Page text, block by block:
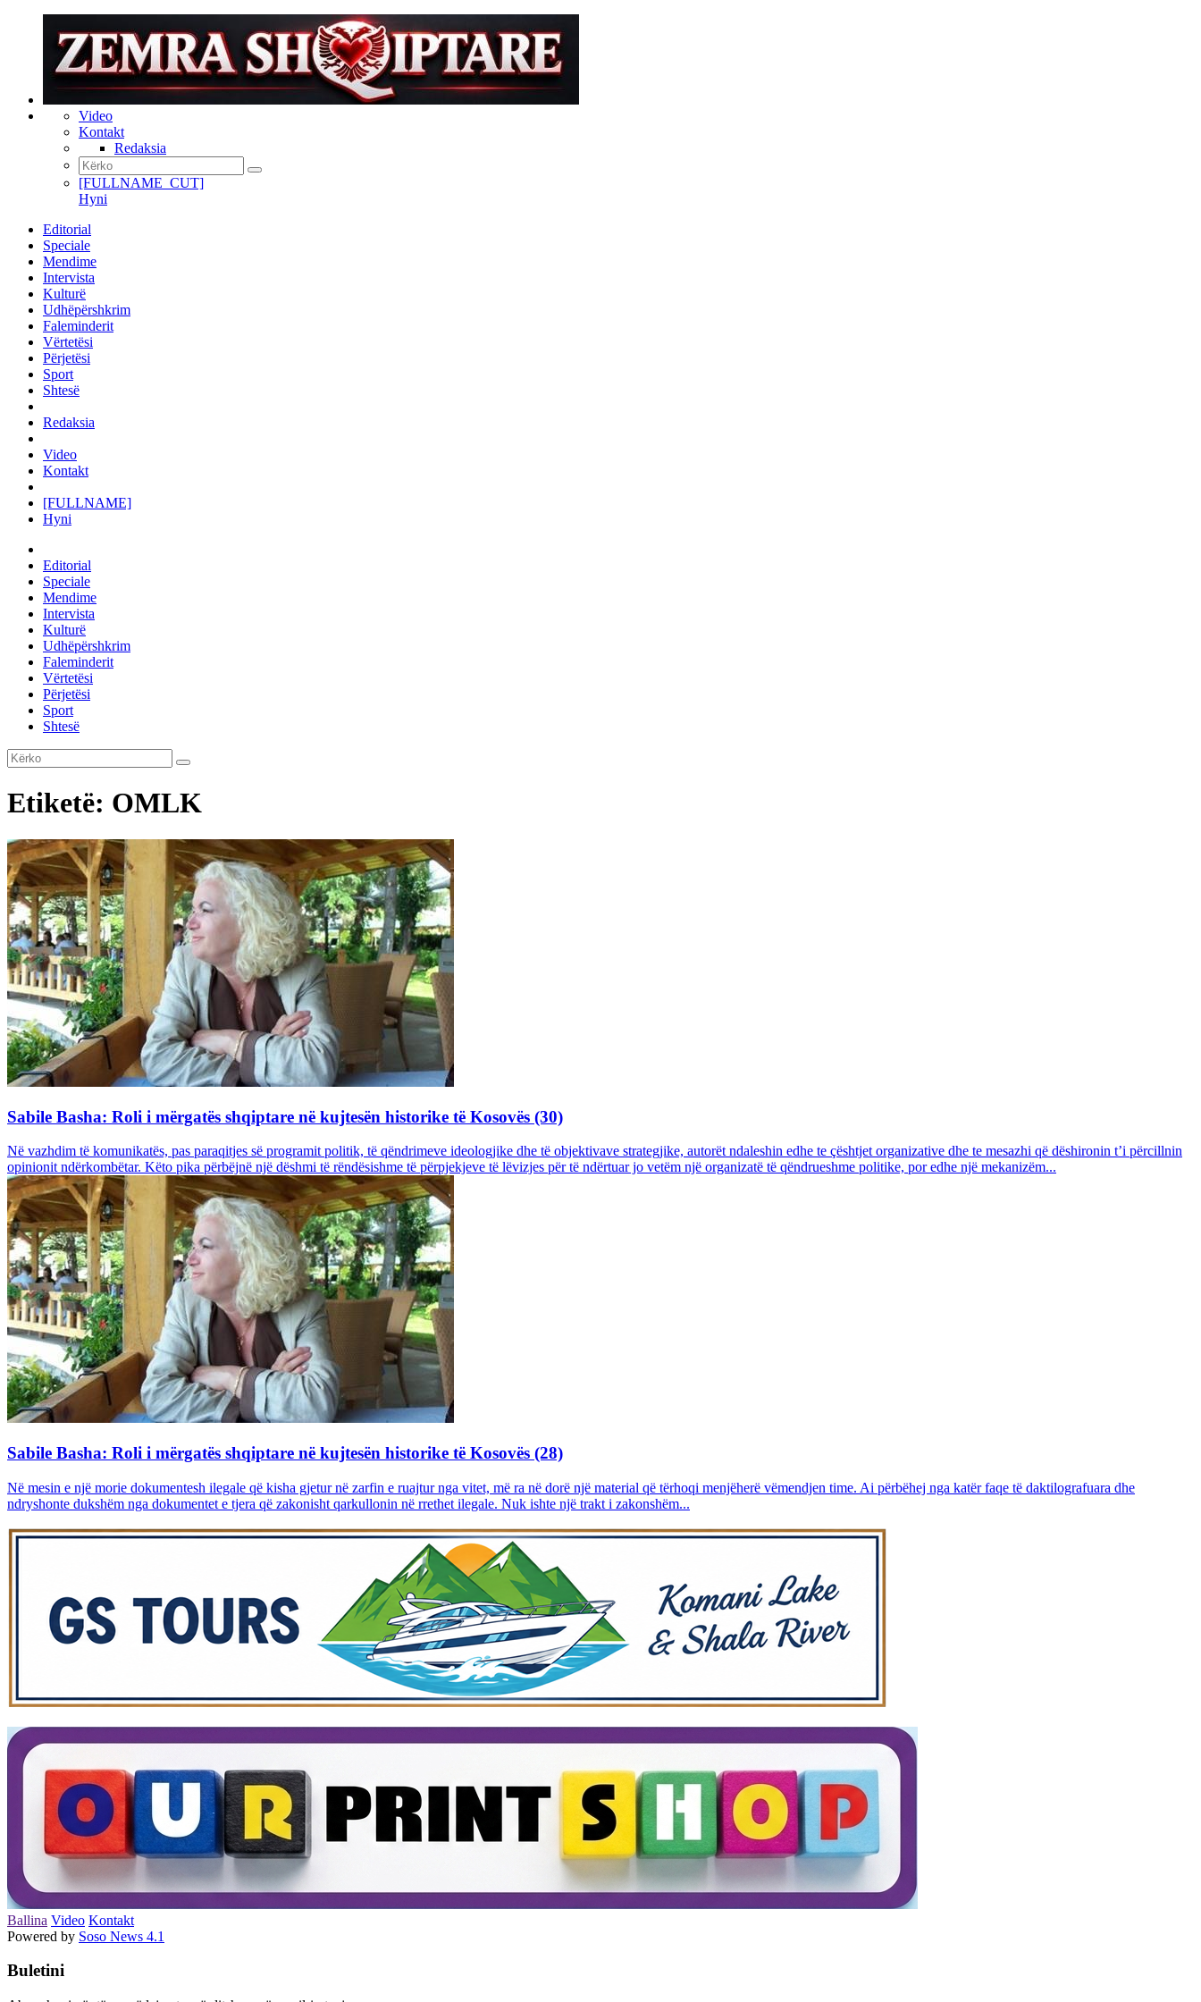
Video
Kontakt
Redaksia
[FULLNAME_CUT]
Hyni
Editorial
Speciale
Mendime
Intervista
Kulturë
Udhëpërshkrim
Faleminderit
Vërtetësi
Përjetësi
Sport
Shtesë
Redaksia
Video
Kontakt
[FULLNAME]
Hyni
Editorial
Speciale
Mendime
Intervista
Kulturë
Udhëpërshkrim
Faleminderit
Vërtetësi
Përjetësi
Sport
Shtesë
Etiketë: OMLK
Sabile Basha: Roli i mërgatës shqiptare në kujtesën historike të Kosovës (30)
Në vazhdim të komunikatës, pas paraqitjes së programit politik, të qëndrimeve ideologjike dhe të objektivave strategjike, autorët ndaleshin edhe te çështjet organizative dhe te mesazhi që dëshironin t’i përcillnin
opinionit ndërkombëtar. Këto pika përbëjnë një dëshmi të rëndësishme të përpjekjeve të lëvizjes për të ndërtuar jo vetëm një organizatë të qëndrueshme politike, por edhe një mekanizëm...
Sabile Basha: Roli i mërgatës shqiptare në kujtesën historike të Kosovës (28)
Në mesin e një morie dokumentesh ilegale që kisha gjetur në zarfin e ruajtur nga vitet, më ra në dorë një material që tërhoqi menjëherë vëmendjen time. Ai përbëhej nga katër faqe të daktilografuara dhe
ndryshonte dukshëm nga dokumentet e tjera që zakonisht qarkullonin në rrethet ilegale. Nuk ishte një trakt i zakonshëm...
Ballina Video Kontakt
Powered by Soso News 4.1
Buletini